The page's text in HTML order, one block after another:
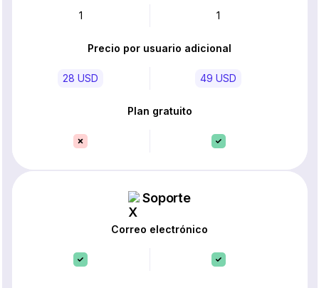
1 1
Precio por usuario adicional
28 USD 49 USD
Plan gratuito
Soporte
Correo electrónico